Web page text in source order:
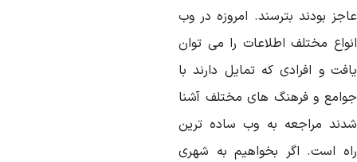
بودند بترسند.امروزه در وب
مختلف اطلاعات را می
توان
و افرادی که تمایل دارندبا
و فرهنگ های مختلف آشنا
مراجعه به وب ساده
ترین
است. اگربخواهیم به
شهری